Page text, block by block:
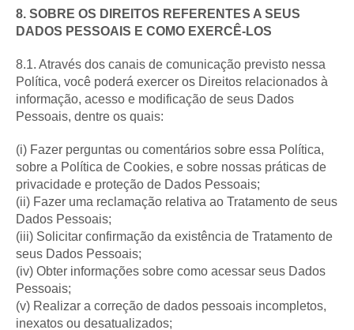
8. SOBRE OS DIREITOS REFERENTES A SEUS
DADOS PESSOAIS E COMO EXERCÊ-LOS
8.1. Através dos canais de comunicação previsto nessa
Política, você poderá exercer os Direitos relacionados à
informação, acesso e modificação de seus Dados
Pessoais, dentre os quais:
(i) Fazer perguntas ou comentários sobre essa Política,
sobre a Política de Cookies, e sobre nossas práticas de
privacidade e proteção de Dados Pessoais;
(ii) Fazer uma reclamação relativa ao Tratamento de seus
Dados Pessoais;
(iii) Solicitar confirmação da existência de Tratamento de
seus Dados Pessoais;
(iv) Obter informações sobre como acessar seus Dados
Pessoais;
(v) Realizar a correção de dados pessoais incompletos,
inexatos ou desatualizados;